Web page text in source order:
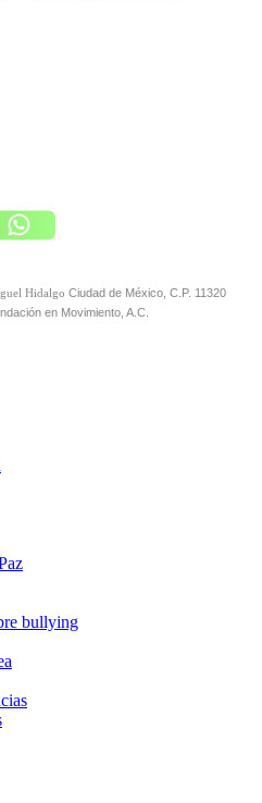
Hidalgo Ciudad de México, C.P. 11320
en Movimiento, A.C.
bullying